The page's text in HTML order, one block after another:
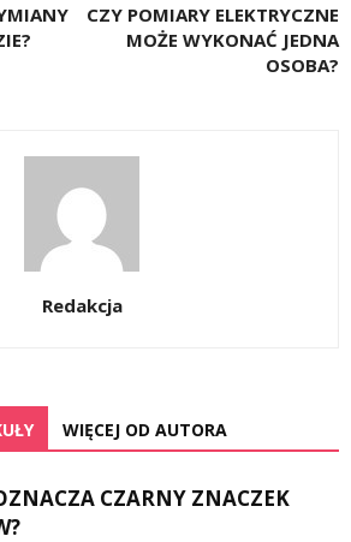
CZY POMIARY ELEKTRYCZNE
MOŻE WYKONAĆ JEDNA
OSOBA?
Redakcja
WIĘCEJ OD AUTORA
CZARNY ZNACZEK